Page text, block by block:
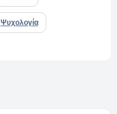
Ψυχολογία